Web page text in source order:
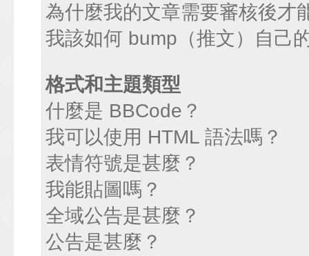
為什麼我的文章需要審核後才
我該如何 bump（推文）自己
格式和主題類型
什麼是 BBCode？
我可以使用 HTML 語法嗎？
表情符號是甚麼？
我能貼圖嗎？
全域公告是甚麼？
公告是甚麼？